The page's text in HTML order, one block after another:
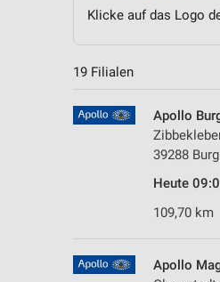
Klicke auf das Logo
19 Filialen
Apollo
39288 Burg
Heute
109,70 km
Apollo